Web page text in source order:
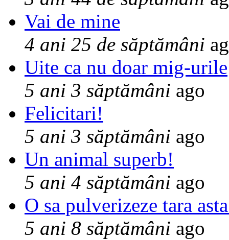
Vai de mine
4 ani 25 de săptămâni
Uite ca nu doar mig-urile
5 ani 3 săptămâni ago
Felicitari!
5 ani 3 săptămâni ago
Un animal superb!
5 ani 4 săptămâni ago
O sa pulverizeze tara
5 ani 8 săptămâni ago